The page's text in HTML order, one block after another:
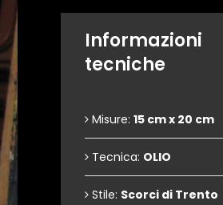
Informazioni
tecniche
Misure: 15 cm x 20 cm
Tecnica: OLIO
Stile: Scorci di Trento